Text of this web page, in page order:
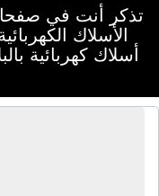
تذكر أنت في
الأسلاك
أسلاك كهربائية